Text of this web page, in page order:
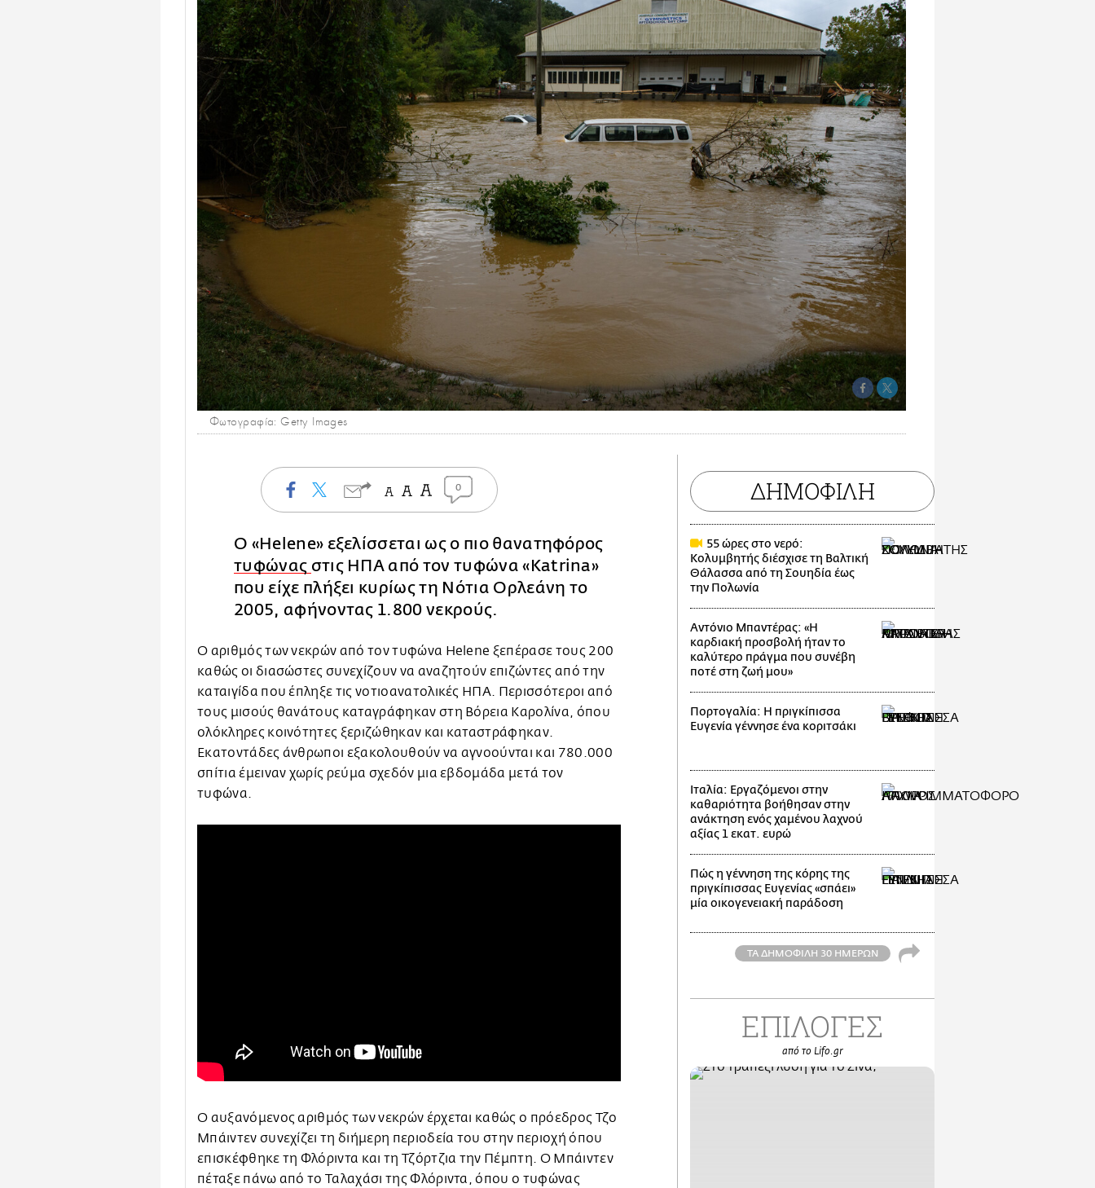
Φωτογραφία: Getty Images
0
Ο «Helene» εξελίσσεται ως ο πιο θανατηφόρος
τυφώνας στις ΗΠΑ από τον τυφώνα «Katrina»
που είχε πλήξει κυρίως τη Νότια Ορλεάνη το
2005, αφήνοντας 1.800 νεκρούς.
Ο αριθμός των νεκρών από τον τυφώνα Helene ξεπέρασε τους 200
καθώς οι διασώστες συνεχίζουν να αναζητούν επιζώντες από την
καταιγίδα που έπληξε τις νοτιοανατολικές ΗΠΑ. Περισσότεροι από
τους μισούς θανάτους καταγράφηκαν στη Βόρεια Καρολίνα, όπου
ολόκληρες κοινότητες ξεριζώθηκαν και καταστράφηκαν.
Εκατοντάδες άνθρωποι εξακολουθούν να αγνοούνται και 780.000
σπίτια έμειναν χωρίς ρεύμα σχεδόν μια εβδομάδα μετά τον
τυφώνα.
Ο αυξανόμενος αριθμός των νεκρών έρχεται καθώς ο πρόεδρος Τζο
Μπάιντεν συνεχίζει τη διήμερη περιοδεία του στην περιοχή όπου
επισκέφθηκε τη Φλόριντα και τη Τζόρτζια την Πέμπτη. Ο Μπάιντεν
πέταξε πάνω από το Ταλαχάσι της Φλόριντα, όπου ο τυφώνας
ΔΗΜΟΦΙΛΗ
55 ώρες στο νερό:
Κολυμβητής διέσχισε τη Βαλτική
Θάλασσα από τη Σουηδία έως
την Πολωνία
Αντόνιο Μπαντέρας: «Η
καρδιακή προσβολή ήταν το
καλύτερο πράγμα που συνέβη
ποτέ στη ζωή μου»
Πορτογαλία: Η πριγκίπισσα
Ευγενία γέννησε ένα κοριτσάκι
Ιταλία: Εργαζόμενοι στην
καθαριότητα βοήθησαν στην
ανάκτηση ενός χαμένου λαχνού
αξίας 1 εκατ. ευρώ
Πώς η γέννηση της κόρης της
πριγκίπισσας Ευγενίας «σπάει»
μία οικογενειακή παράδοση
ΤΑ ΔΗΜΟΦΙΛΗ 30 ΗΜΕΡΩΝ
ΕΠΙΛΟΓΕΣ
από το Lifo.gr